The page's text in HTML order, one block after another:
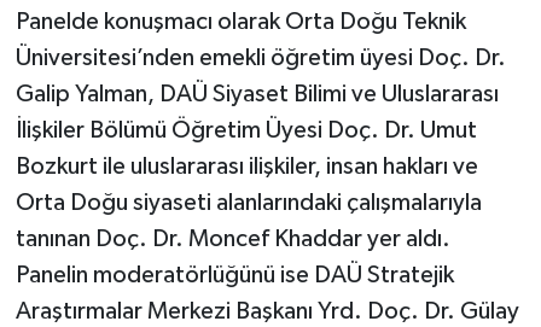
Panelde konuşmacı olarak Orta Doğu Teknik
Üniversitesi’nden emekli öğretim üyesi Doç. Dr.
Galip Yalman, DAÜ Siyaset Bilimi ve Uluslararası
İlişkiler Bölümü Öğretim Üyesi Doç. Dr. Umut
Bozkurt ile uluslararası ilişkiler, insan hakları ve
Orta Doğu siyaseti alanlarındaki çalışmalarıyla
tanınan Doç. Dr. Moncef Khaddar yer aldı.
Panelin moderatörlüğünü ise DAÜ Stratejik
Araştırmalar Merkezi Başkanı Yrd. Doç. Dr. Gülay